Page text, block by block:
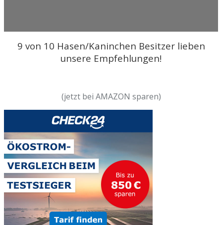
9 von 10 Hasen/Kaninchen Besitzer lieben
unsere Empfehlungen!
(jetzt bei AMAZON sparen)